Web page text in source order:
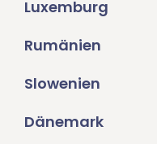
Luxemburg
Rumänien
Slowenien
Dänemark